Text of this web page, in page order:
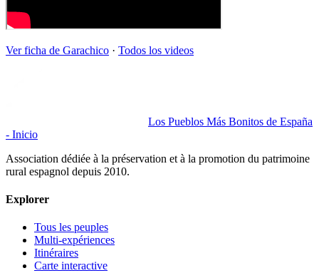
Ver ficha de Garachico · Todos los videos
Los Pueblos Más Bonitos de España
- Inicio
Association dédiée à la préservation et à la promotion du patrimoine
rural espagnol depuis 2010.
Explorer
Tous les peuples
Multi-expériences
Itinéraires
Carte interactive